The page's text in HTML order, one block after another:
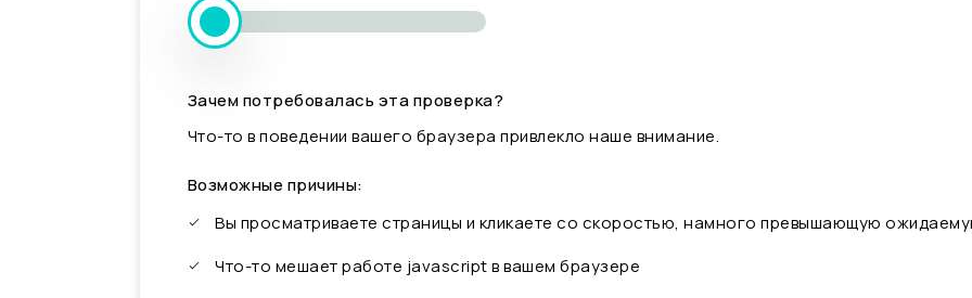
Зачем потребовалась эта проверка?
Что-то в поведении вашего браузера привлекло наше внимание.
Возможные причины:
Вы просматриваете страницы и кликаете со скоростью, намного превышающую
Что-то мешает работе javascript в вашем браузере